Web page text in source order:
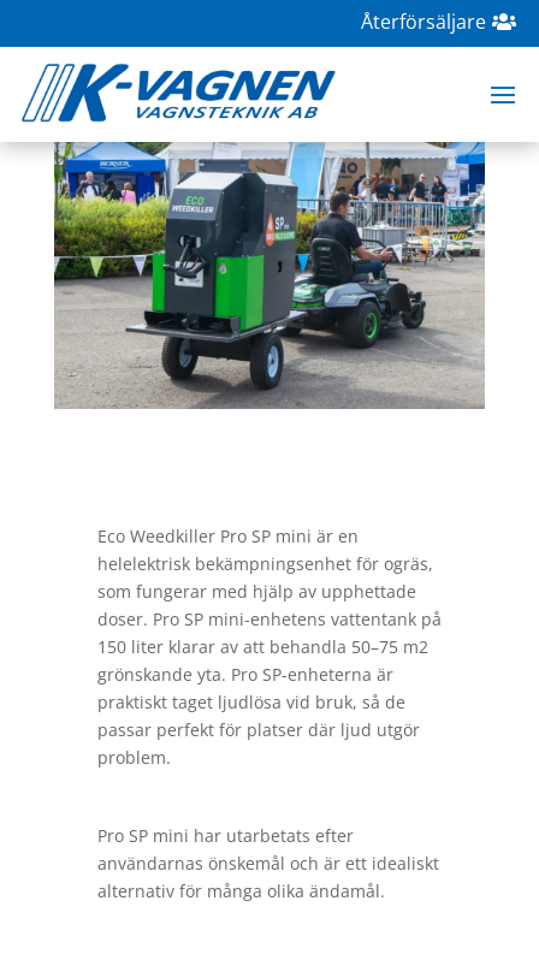
Återförsäljare
Eco Weedkiller Pro SP mini
mar 4, 2025|Nyheter
Eco Weedkiller Pro SP mini är en
helelektrisk bekämpningsenhet för ogräs,
som fungerar med hjälp av upphettade
doser. Pro SP mini-enhetens vattentank på
150 liter klarar av att behandla 50–75 m2
grönskande yta. Pro SP-enheterna är
praktiskt taget ljudlösa vid bruk, så de
passar perfekt för platser där ljud utgör
problem.
Pro SP mini har utarbetats efter
användarnas önskemål och är ett idealiskt
alternativ för många olika ändamål.